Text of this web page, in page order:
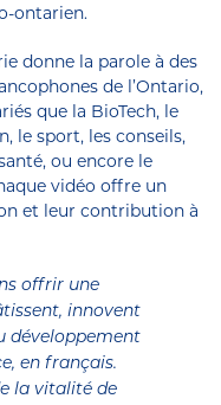
ontarien.
donne la parole à des
de l’Ontario,
que la BioTech, le
le sport, les conseils,
ou encore le
vidéo offre un
et leur contribution à
offrir une
tissent, innovent
développement
en français.
la vitalité de